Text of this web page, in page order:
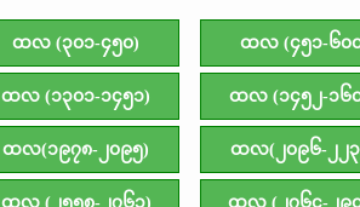
ထလ (၃၀၁-၄၅၀) ထလ (၄၅၁-၆၀
ထလ (၁၃၀၁-၁၄၅၁) ထလ (၁၄၅၂-၁၆
ထလ(၁၉၇၈-၂၀၉၅) ထလ(၂၀၉၆-၂၂၃
ထလ (၂၅၅၈-၂၇၆၃) ထလ (၂၇၆၄-၂၉